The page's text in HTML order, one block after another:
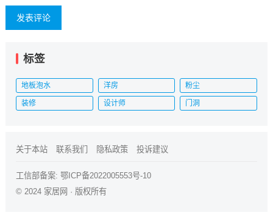
标签
地板泡水 洋房 粉尘
装修 设计师 门洞
关于本站 联系我们 隐私政策 投诉建议
工信部备案: 鄂ICP备2022005553号-10
© 2024 家居网 · 版权所有